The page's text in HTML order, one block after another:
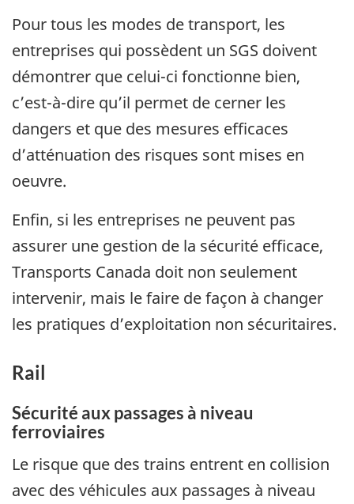
Pour tous les modes de transport, les
entreprises qui possèdent un SGS doivent
démontrer que celui-ci fonctionne bien,
c’est-à-dire qu’il permet de cerner les
dangers et que des mesures efficaces
d’atténuation des risques sont mises en
oeuvre.
Enfin, si les entreprises ne peuvent pas
assurer une gestion de la sécurité efficace,
Transports Canada doit non seulement
intervenir, mais le faire de façon à changer
les pratiques d’exploitation non sécuritaires.
Rail
Sécurité aux passages à niveau
ferroviaires
Le risque que des trains entrent en collision
avec des véhicules aux passages à niveau